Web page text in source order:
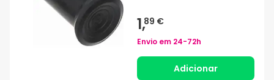
1,89 €
Envio em 24-72h
Adicionar